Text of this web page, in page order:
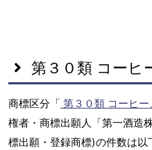
第３０類 コーヒ
商標区分「 第３０類 コーヒ
権者・商標出願人「第一酒造
標出願・登録商標)の件数は以